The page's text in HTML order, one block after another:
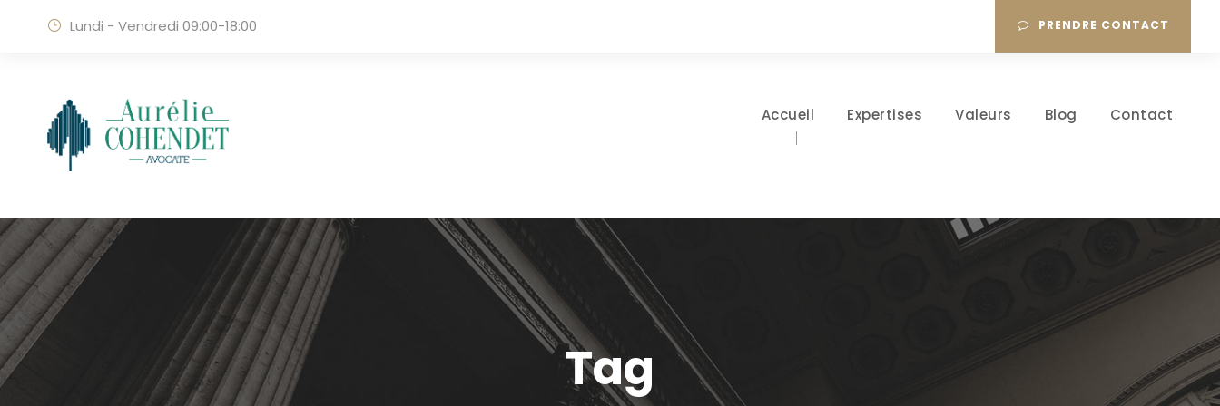
Lundi - Vendredi 09:00-18:00 PRENDRE CONTACT
Accueil Expertises Valeurs Blog Contact
Tag